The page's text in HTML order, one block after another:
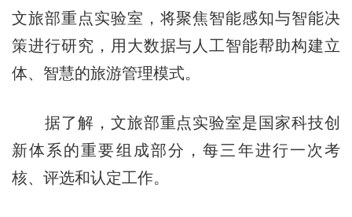
文旅部重点实验室，将聚焦智能感知与智能决
策进行研究，用大数据与人工智能帮助构建立
体、智慧的旅游管理模式。
据了解，文旅部重点实验室是国家科技创
新体系的重要组成部分，每三年进行一次考
核、评选和认定工作。